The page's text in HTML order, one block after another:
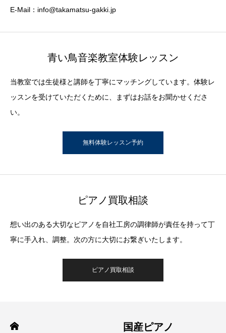
E-Mail：info@takamatsu-gakki.jp
青い鳥音楽教室体験レッスン
当教室では生徒様と講師を丁寧にマッチングしています。体験レ
ッスンを受けていただくために、まずはお話をお聞かせくださ
い。
無料体験レッスン予約
ピアノ買取相談
想い出のある大切なピアノを自社工房の調律師が責任を持って丁
寧に手入れ、調整。次の方に大切にお繋ぎいたします。
ピアノ買取相談
国産ピアノ